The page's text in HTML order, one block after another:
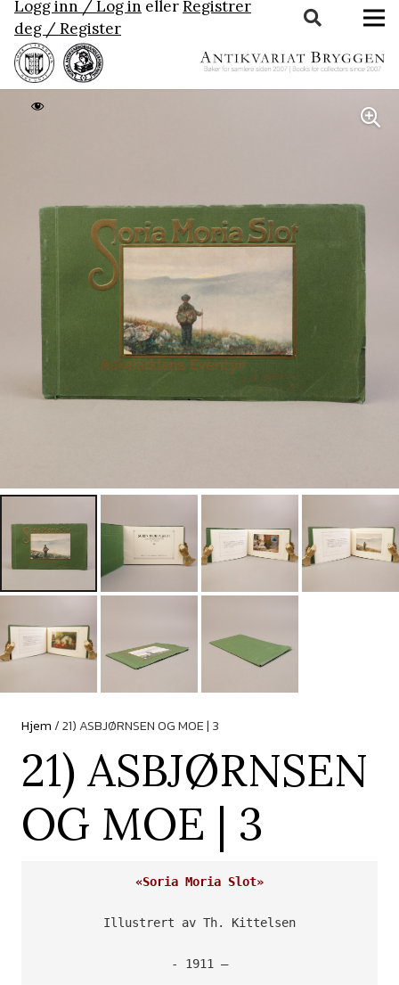
Logg inn / Log in ellerRegistrer
deg / Register
Hjem/ 21) ASBJØRNSEN OG MOE | 3
21) ASBJØRNSEN
OG MOE | 3
«Soria Moria Slot»
Illustrert av Th. Kittelsen
- 1911 –